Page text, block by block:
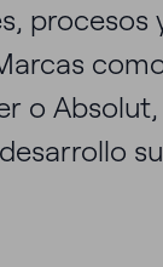
procesos
o